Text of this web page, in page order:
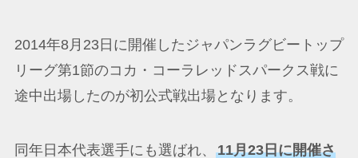
2014年8月23日に開催したジャパンラグビートップ
リーグ第1節のコカ・コーラレッドスパークス戦に
途中出場したのが初公式戦出場となります。
同年日本代表選手にも選ばれ、 11月23日に開催さ